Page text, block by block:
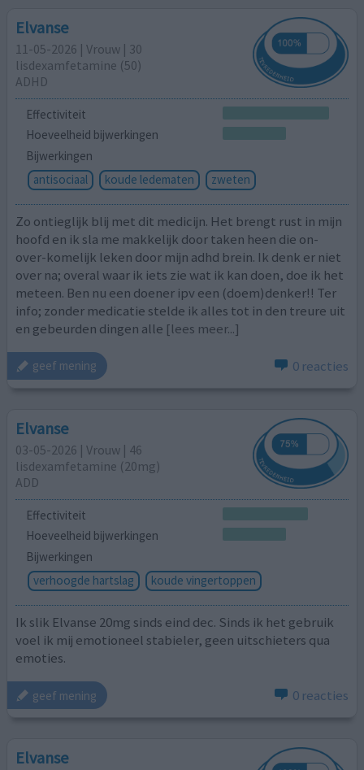
Elvanse
11-05-2026 | Vrouw | 30
lisdexamfetamine (50)
ADHD
Effectiviteit
Hoeveelheid bijwerkingen
Bijwerkingen
antisociaal
koude ledematen zweten
Zo ontieglijk blij met dit medicijn. Het brengt rust in mijn
hoofd en ik sla me makkelijk door taken heen die on-
over-komelijk leken door mijn adhd brein. Ik denk er niet
over na; overal waar ik iets zie wat ik kan doen, doe ik het
meteen. Ben nu een doener ipv een (doem)denker!! Ter
info; zonder medicatie stelde ik alles tot in den treure uit
en gebeurden dingen alle [lees meer...]
geef mening 0 reacties
Elvanse
03-05-2026 | Vrouw | 46
lisdexamfetamine (20mg)
ADD
Effectiviteit
Hoeveelheid bijwerkingen
Bijwerkingen
verhoogde hartslag
koude vingertoppen
Ik slik Elvanse 20mg sinds eind dec. Sinds ik het gebruik
voel ik mij emotioneel stabieler, geen uitschieters qua
emoties.
geef mening 0 reacties
Elvanse